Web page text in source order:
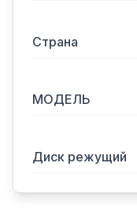
Страна
МОДЕЛЬ
Диск режущий